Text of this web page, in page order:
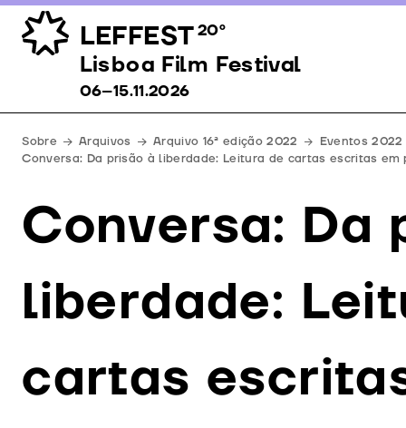
LEFFEST20º
Lisboa Film Festival 06–15.11.2026
Lisboa Film Festival
06–15.11.2026
Sobre Arquivos Arquivo 16ª edição 2022
Eventos 2022
Conversa: Da prisão à liberdade: Leitura de cartas escritas em
Conversa: Da
liberdade:
cartas